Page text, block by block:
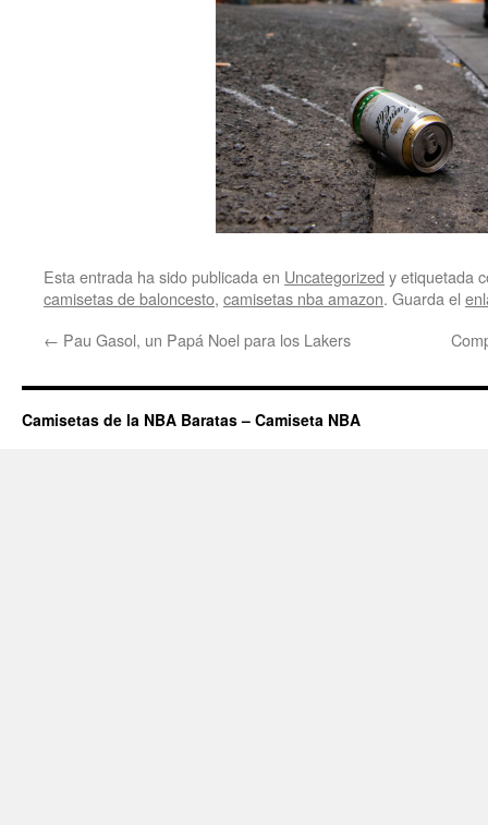
Esta entrada ha sido publicada en Uncategorized y etiquetada
camisetas de baloncesto, camisetas nba amazon. Guarda el
← Pau Gasol, un Papá Noel para los Lakers
Camisetas de la NBA Baratas – Camiseta NBA